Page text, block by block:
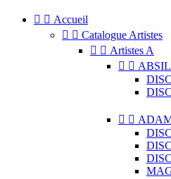
  Accueil
  Catalogue Artistes
  Artistes A
 
 